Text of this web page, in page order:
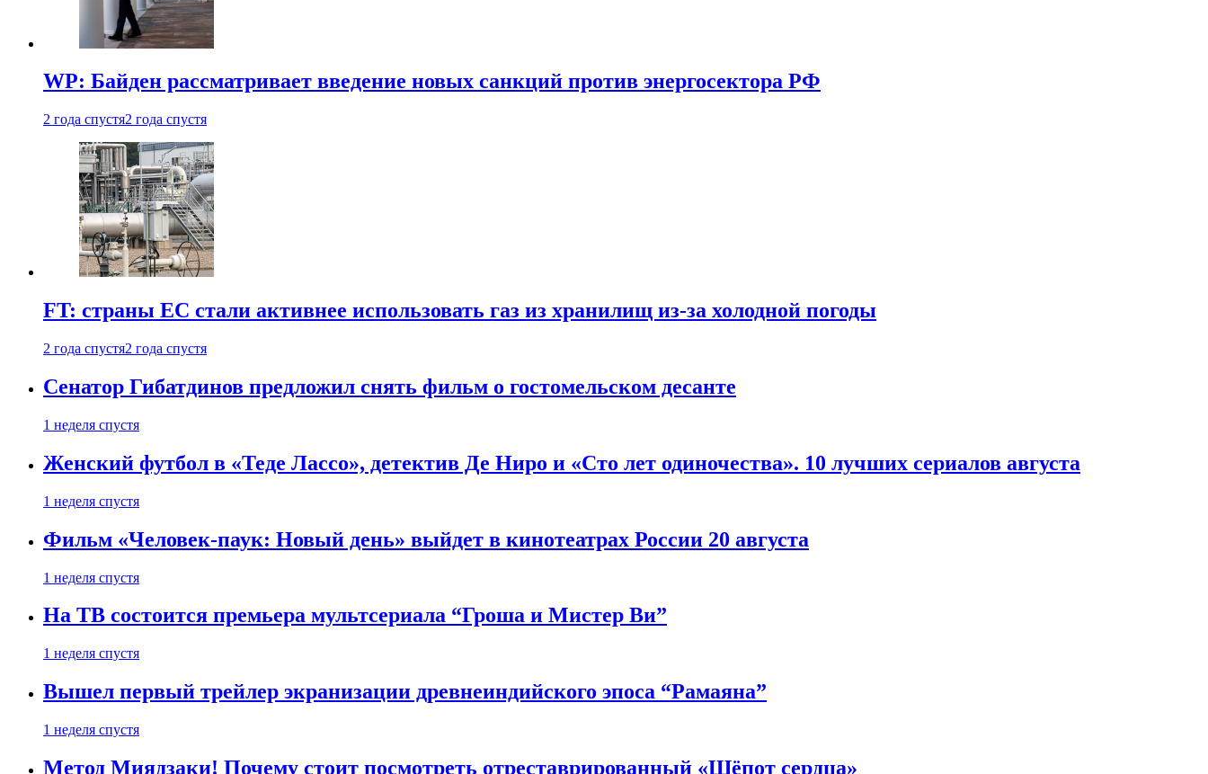
WP: Байден рассматривает введение новых санкций против энергосектора РФ
2 года спустя2 года спустя
FT: страны ЕС стали активнее использовать газ из хранилищ из-за холодной погоды
2 года спустя2 года спустя
Сенатор Гибатдинов предложил снять фильм о гостомельском десанте
1 неделя спустя
Женский футбол в «Теде Лассо», детектив Де Ниро и «Сто лет одиночества». 10 лучших сериалов августа
1 неделя спустя
Фильм «Человек-паук: Новый день» выйдет в кинотеатрах России 20 августа
1 неделя спустя
На ТВ состоится премьера мультсериала “Гроша и Мистер Ви”
1 неделя спустя
Вышел первый трейлер экранизации древнеиндийского эпоса “Рамаяна”
1 неделя спустя
Метод Миядзаки! Почему стоит посмотреть отреставрированный «Шёпот сердца»